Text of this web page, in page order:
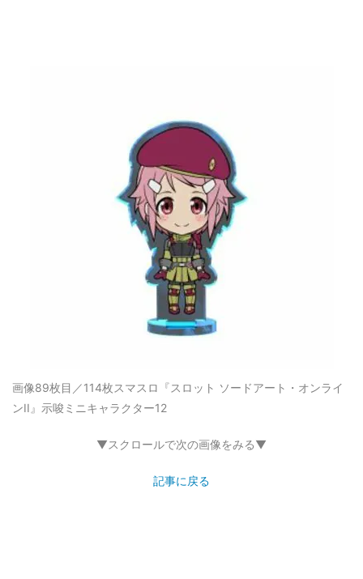
画像89枚目／114枚スマスロ『スロット ソードアート・オンライ
ンII』示唆ミニキャラクター12
▼スクロールで次の画像をみる▼
記事に戻る